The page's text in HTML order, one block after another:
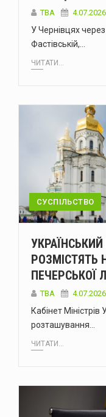
ТВА
У Чернівцях
Фастівській,…
ЧИТАТИ...
СУСПІЛЬСТВО
РОЗМІСТЯТЬ
ПЕЧЕРСЬКОЇ
ТВА
Кабінет
розташування…
ЧИТАТИ...